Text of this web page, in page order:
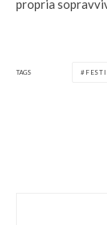
propria
TAGS